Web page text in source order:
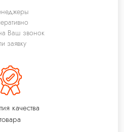
качества
товара
на Ваш звонок
заявку